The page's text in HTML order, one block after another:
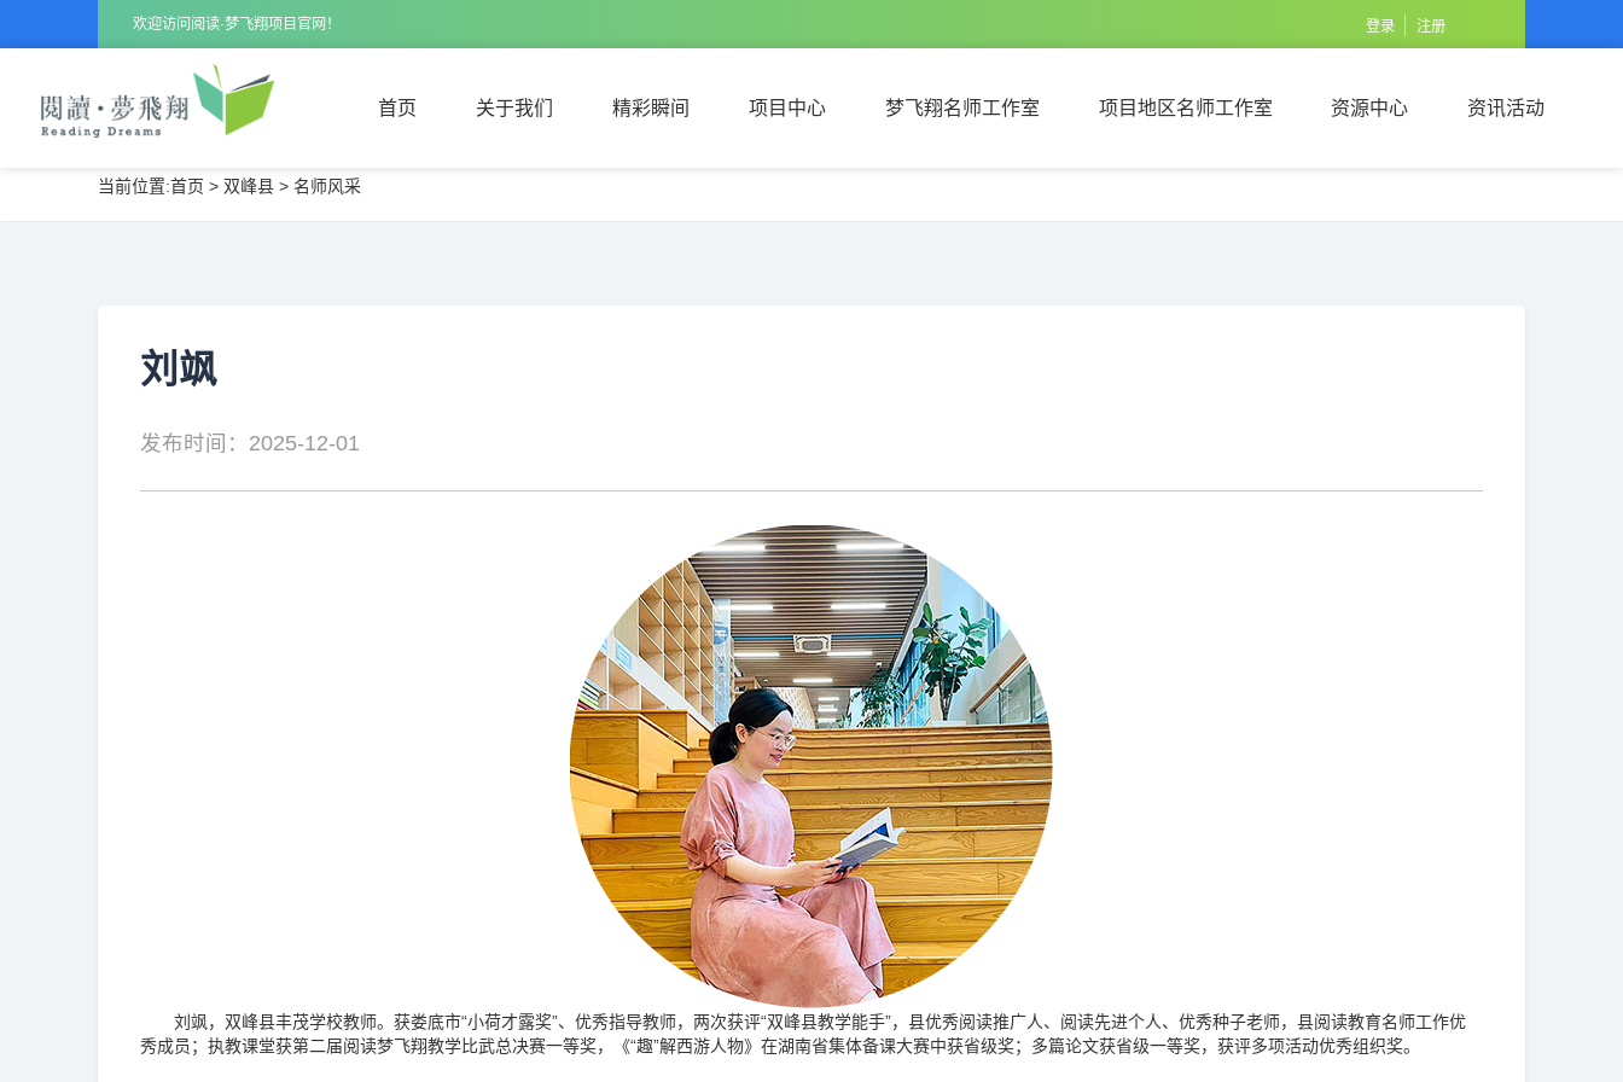
欢迎访问阅读·梦飞翔项目官网！ 登录 注册
首页 关于我们 精彩瞬间 项目中心 梦飞翔名师工作室 项目地区名师工作室 资源中心 资讯活动
当前位置:首页 > 双峰县> 名师风采
刘飒
发布时间：2025-12-01
刘飒，双峰县丰茂学校教师。获娄底市“小荷才露奖”、优秀指导教师，两次获评“双峰县教学能手”，县优秀阅读推广人、阅读先进个人、优秀种子老师，县阅读教育名师工作优
秀成员；执教课堂获第二届阅读梦飞翔教学比武总决赛一等奖，《“趣”解西游人物》在湖南省集体备课大赛中获省级奖；多篇论文获省级一等奖，获评多项活动优秀组织奖。